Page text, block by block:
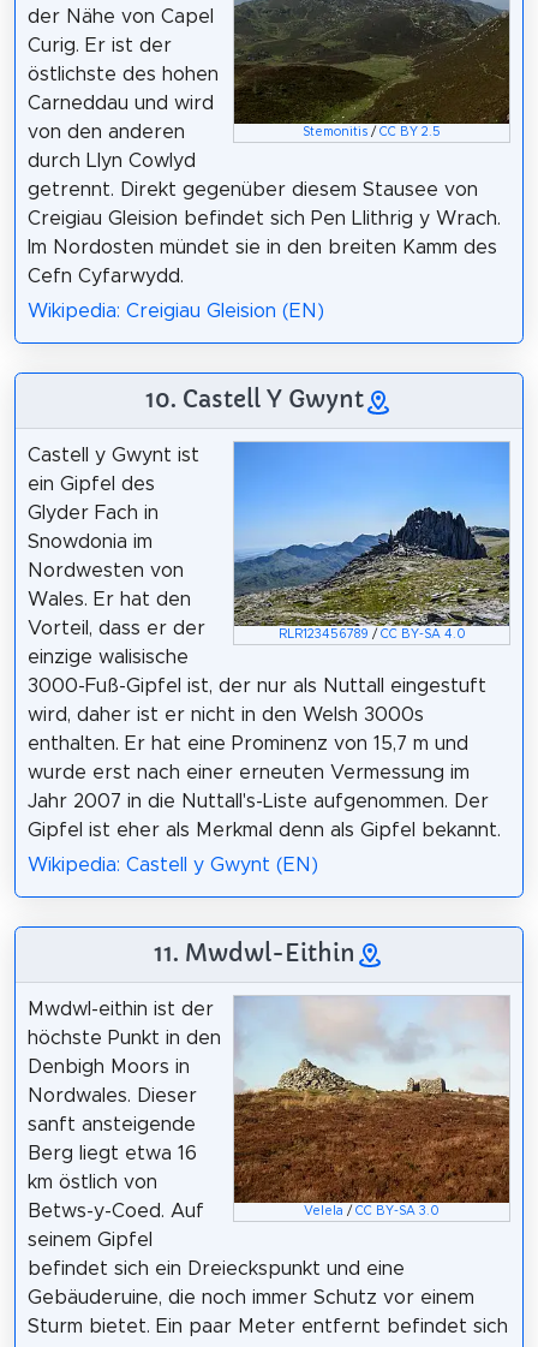
Stemonitis /CC BY 2.5
der Nähe von Capel
Curig. Er ist der
östlichste des hohen
Carneddau und wird
von den anderen
durch Llyn Cowlyd
getrennt. Direkt gegenüber diesem Stausee von
Creigiau Gleision befindet sich Pen Llithrig y Wrach.
Im Nordosten mündet sie in den breiten Kamm des
Cefn Cyfarwydd.
Wikipedia: Creigiau Gleision (EN)
10. Castell Y Gwynt
RLR123456789 / CC BY-SA 4.0
Castell y Gwynt ist
ein Gipfel des
Glyder Fach in
Snowdonia im
Nordwesten von
Wales. Er hat den
Vorteil, dass er der
einzige walisische
3000-Fuß-Gipfel ist, der nur als Nuttall eingestuft
wird, daher ist er nicht in den Welsh 3000s
enthalten. Er hat eine Prominenz von 15,7 m und
wurde erst nach einer erneuten Vermessung im
Jahr 2007 in die Nuttall's-Liste aufgenommen. Der
Gipfel ist eher als Merkmal denn als Gipfel bekannt.
Wikipedia: Castell y Gwynt (EN)
11. Mwdwl-Eithin
Velela /CC BY-SA 3.0
Mwdwl-eithin ist der
höchste Punkt in den
Denbigh Moors in
Nordwales. Dieser
sanft ansteigende
Berg liegt etwa 16
km östlich von
Betws-y-Coed. Auf
seinem Gipfel
befindet sich ein Dreieckspunkt und eine
Gebäuderuine, die noch immer Schutz vor einem
Sturm bietet. Ein paar Meter entfernt befindet sich